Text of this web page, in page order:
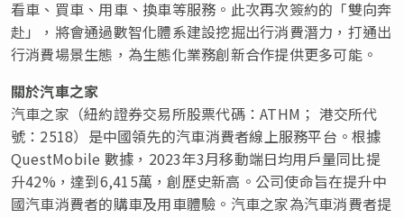
看車、買車、用車、換車等服務。此次再次簽約的「雙向奔
赴」，將會通過數智化體系建設挖掘出行消費潛力，打通出
行消費場景生態，為生態化業務創新合作提供更多可能。
關於汽車之家
汽車之家（紐約證券交易所股票代碼：ATHM； 港交所代
號：2518）是中國領先的汽車消費者線上服務平台。根據
QuestMobile 數據，2023年3月移動端日均用戶量同比提
升42%，達到6,415萬，創歷史新高。公司使命旨在提升中
國汽車消費者的購車及用車體驗。汽車之家為汽車消費者提